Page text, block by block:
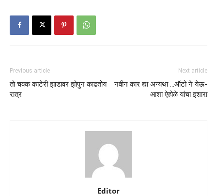
Previous article
तो चक्क काटेरी झाडावर झोपुन काढतोय
रात्र
Next article
नवीन कार द्या अन्यथा …ऑटो ने येऊ-
आशा ऐहोळे यांचा इशारा
Editor